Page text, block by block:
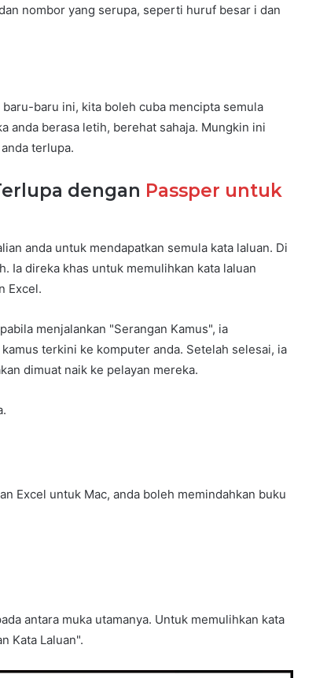
nombor yang serupa, seperti huruf besar i dan
baru ini, kita boleh cuba mencipta semula
anda berasa letih, berehat sahaja. Mungkin ini
terlupa.
dengan Passper untuk
anda untuk mendapatkan semula kata laluan. Di
Ia direka khas untuk memulihkan kata laluan
Excel.
menjalankan "Serangan Kamus", ia
terkini ke komputer anda. Setelah selesai, ia
dimuat naik ke pelayan mereka.
Excel untuk Mac, anda boleh memindahkan buku
antara muka utamanya. Untuk memulihkan kata
Kata Laluan".